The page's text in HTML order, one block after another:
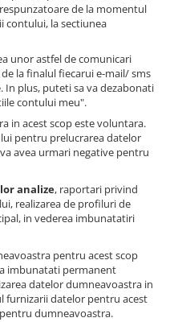
de la momentul
contului, la sectiunea
unor astfel de comunicari
la finalul fiecarui e-mail/ sms
plus, puteti sa va dezabonati
contului meu".
in acest scop este voluntara.
pentru prelucrarea datelor
avea urmari negative pentru
analize, raportari privind
realizarea de profiluri de
in vederea imbunatatiri
pentru acest scop
imbunatati permanent
datelor dumneavoastra in
furnizarii datelor pentru acest
dumneavoastra.